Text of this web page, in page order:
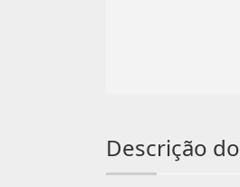
Descrição do